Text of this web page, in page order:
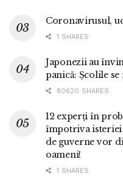
Coronavirusul,
1 SHARES
Japonezii au
panică: Școlile
80620 SHARES
12 experți în
împotriva isteriei
de guverne vor
oameni!
1 SHARES